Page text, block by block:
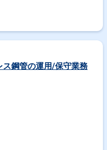
ス鋼管の運用/保守業務